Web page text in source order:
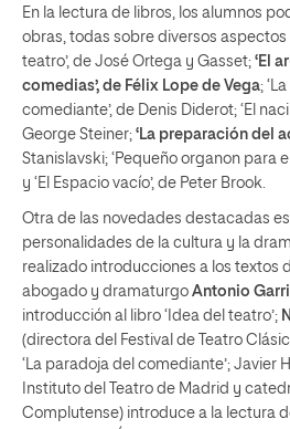
En la lectura de libros, los alumnos
obras, todas sobre diversos aspectos
teatro’, de José Ortega y Gasset; ‘El
comedias’, de Félix Lope de Vega;
comediante’, de Denis Diderot; ‘El
George Steiner; ‘La preparación del
Stanislavski; ‘Pequeño organon para
y ‘El Espacio vacío’, de Peter Brook.
Otra de las novedades destacadas
personalidades de la cultura y la
realizado introducciones a los textos
abogado y dramaturgo Antonio
introducción al libro ‘Idea del teatro’;
(directora del Festival de Teatro
‘La paradoja del comediante’; Javier
Instituto del Teatro de Madrid y
Complutense) introduce a la lectura